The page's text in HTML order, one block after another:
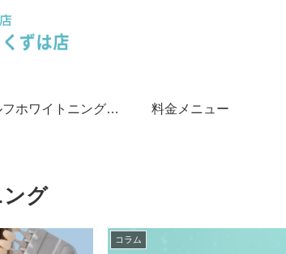
フホワイトニングと 料金メニュー
グ
コラム